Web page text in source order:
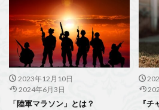
2023年12月10日
2024年6月3日
「陸軍マラソン」とは？
『